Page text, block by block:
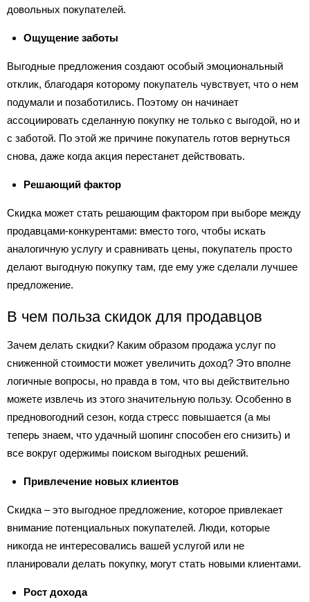
довольных покупателей.
Ощущение заботы
Выгодные предложения создают особый эмоциональный
отклик, благодаря которому покупатель чувствует, что о нем
подумали и позаботились. Поэтому он начинает
ассоциировать сделанную покупку не только с выгодой, но и
с заботой. По этой же причине покупатель готов вернуться
снова, даже когда акция перестанет действовать.
Решающий фактор
Скидка может стать решающим фактором при выборе между
продавцами-конкурентами: вместо того, чтобы искать
аналогичную услугу и сравнивать цены, покупатель просто
делают выгодную покупку там, где ему уже сделали лучшее
предложение.
В чем польза скидок для продавцов
Зачем делать скидки? Каким образом продажа услуг по
сниженной стоимости может увеличить доход? Это вполне
логичные вопросы, но правда в том, что вы действительно
можете извлечь из этого значительную пользу. Особенно в
предновогодний сезон, когда стресс повышается (а мы
теперь знаем, что удачный шопинг способен его снизить) и
все вокруг одержимы поиском выгодных решений.
Привлечение новых клиентов
Скидка – это выгодное предложение, которое привлекает
внимание потенциальных покупателей. Люди, которые
никогда не интересовались вашей услугой или не
планировали делать покупку, могут стать новыми клиентами.
Рост дохода